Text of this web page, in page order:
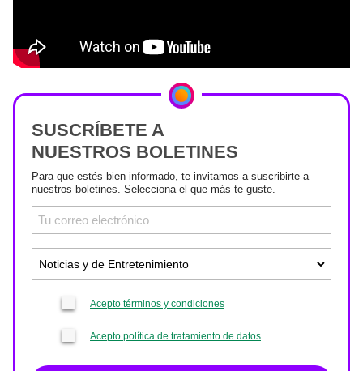
SUSCRÍBETE A
NUESTROS BOLETINES
Para que estés bien informado, te invitamos a suscribirte a
nuestros boletines. Selecciona el que más te guste.
Acepto términos y condiciones
Acepto política de tratamiento de datos